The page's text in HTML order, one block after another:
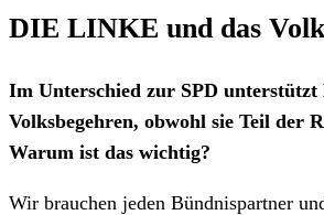
DIE LINKE und das
Im Unterschied zur SPD
Volksbegehren, obwohl sie Teil der
Warum ist das wichtig?
Wir brauchen jeden Bündnispartner